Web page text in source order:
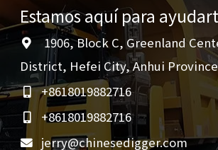
Estamos aquí para
1906, Block C, Greenland
District, Hefei City, Anhui Province
+8618019882716
+8618019882716
jerry@chinesedigger.com